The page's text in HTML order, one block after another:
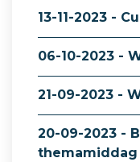
13-11-2023 -
06-10-2023 -
21-09-2023 -
20-09-2023 -
themamiddag